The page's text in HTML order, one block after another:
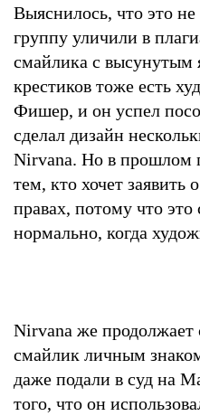
Выяснилось, что это не
группу уличили в
смайлика с высунутым
крестиков тоже есть
Фишер, и он успел
сделал дизайн
Nirvana. Но в прошлом
тем, кто хочет заявить
правах, потому что это
нормально, когда
Nirvana же продолжает
смайлик личным
даже подали в суд на
того, что он